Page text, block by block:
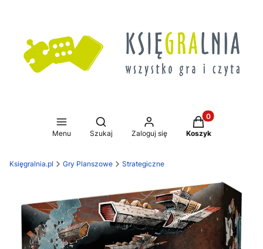
Menu
Otwórz wyszukiwarkę
Szukaj Zaloguj się
Produkty w
Koszyk
Księgralnia.pl Gry Planszowe Strategiczne